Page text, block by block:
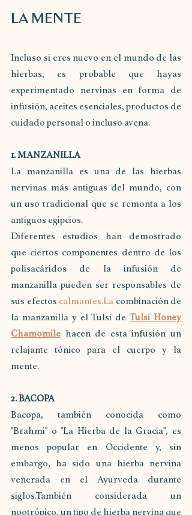
LA MENTE
Incluso si eres nuevo en el mundo de las
hierbas, es probable que hayas
experimentado nervinas en forma de
infusión, aceites esenciales, productos de
cuidado personal o incluso avena.
1. MANZANILLA
La manzanilla es una de las hierbas
nervinas más antiguas del mundo, con
un uso tradicional que se remonta a los
antiguos egipcios.
Diferentes estudios han demostrado
que ciertos componentes dentro de los
polisacáridos de la infusión de
manzanilla pueden ser responsables de
sus efectos calmantes.La combinación de
la manzanilla y el Tulsi de Tulsi Honey
Chamomile hacen de esta infusión un
relajante tónico para el cuerpo y la
mente.
2. BACOPA
Bacopa, también conocida como
"Brahmi" o "La Hierba de la Gracia", es
menos popular en Occidente y, sin
embargo, ha sido una hierba nervina
venerada en el Ayurveda durante
siglos.También considerada un
nootrópico, un tipo de hierba nervina que